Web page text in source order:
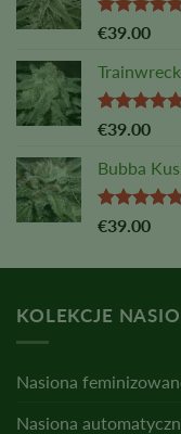
Oceniono
5
€39.00
Oceniono
5
€39.00
Bubba
Oceniono
€39.00
KOLEKCJE
Nasiona
Nasiona